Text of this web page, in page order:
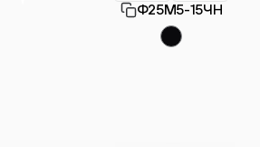
Ф25М5-15ЧН